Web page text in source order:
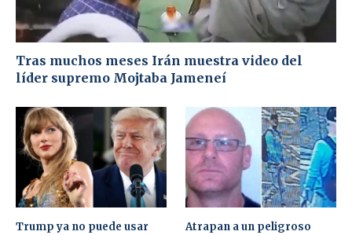
Tras muchos meses Irán muestra video del
líder supremo Mojtaba Jameneí
Trump ya no puede usar
Atrapan a un peligroso